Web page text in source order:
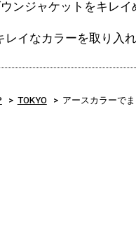
ンジャケットをキレイ
レイなカラーを取り入
TOKYO
アースカラーで